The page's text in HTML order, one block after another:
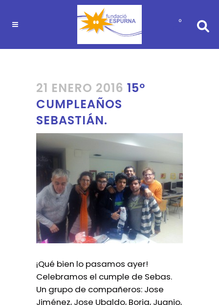
0
21 ENERO 2016 15º
CUMPLEAÑOS
SEBASTIÁN.
¡Qué bien lo pasamos ayer!
Celebramos el cumple de Sebas.
Un grupo de compañeros: Jose
Jiménez, Jose Ubaldo, Borja, Juanjo,